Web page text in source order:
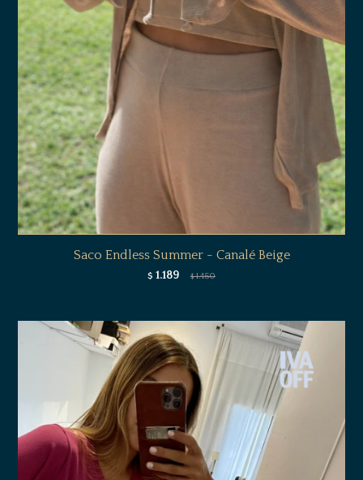
Saco Endless Summer - Canalé Beige
$ 1.189 $ 1.450